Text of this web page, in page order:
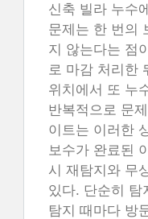
신축 빌라 누수
문제는 한 번의
지 않는다는 점
로 마감 처리한
위치에서 또 누
반복적으로 문
이트는 이러한
보수가 완료된
시 재탐지와 무
있다. 단순히 탐
탐지 때마다 방